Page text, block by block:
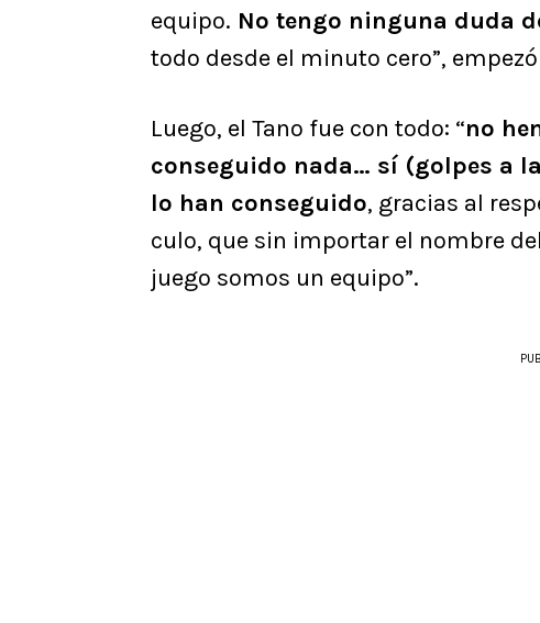
equipo. No tengo ninguna duda
todo desde el minuto cero”,
Luego, el Tano fue con todo: “no
conseguido nada… sí (golpes a
lo han conseguido, gracias al
culo, que sin importar el nombre
juego somos un equipo”.